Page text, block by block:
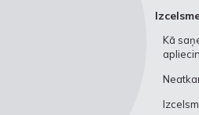
Tiešie
Kā